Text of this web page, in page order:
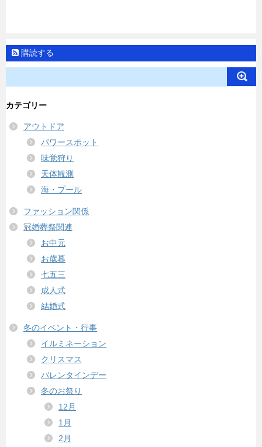
購読する
カテゴリー
アウトドア
パワースポット
味覚狩り
天体観測
海・プール
ファッション関係
冠婚葬祭関連
お中元
お歳暮
七五三
成人式
結婚式
冬のイベント・行事
イルミネーション
クリスマス
バレンタインデー
冬のお祭り
12月
1月
2月